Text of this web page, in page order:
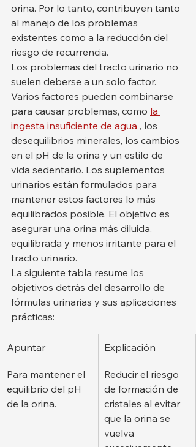
orina. Por lo tanto, contribuyen tanto
al manejo de los problemas
existentes como a la reducción del
riesgo de recurrencia.
Los problemas del tracto urinario no
suelen deberse a un solo factor.
Varios factores pueden combinarse
para causar problemas, como la
ingesta insuficiente de agua , los
desequilibrios minerales, los cambios
en el pH de la orina y un estilo de
vida sedentario. Los suplementos
urinarios están formulados para
mantener estos factores lo más
equilibrados posible. El objetivo es
asegurar una orina más diluida,
equilibrada y menos irritante para el
tracto urinario.
La siguiente tabla resume los
objetivos detrás del desarrollo de
fórmulas urinarias y sus aplicaciones
prácticas:
Apuntar Explicación
Para mantener el
equilibrio del pH
de la orina.
Reducir el riesgo
de formación de
cristales al evitar
que la orina se
vuelva